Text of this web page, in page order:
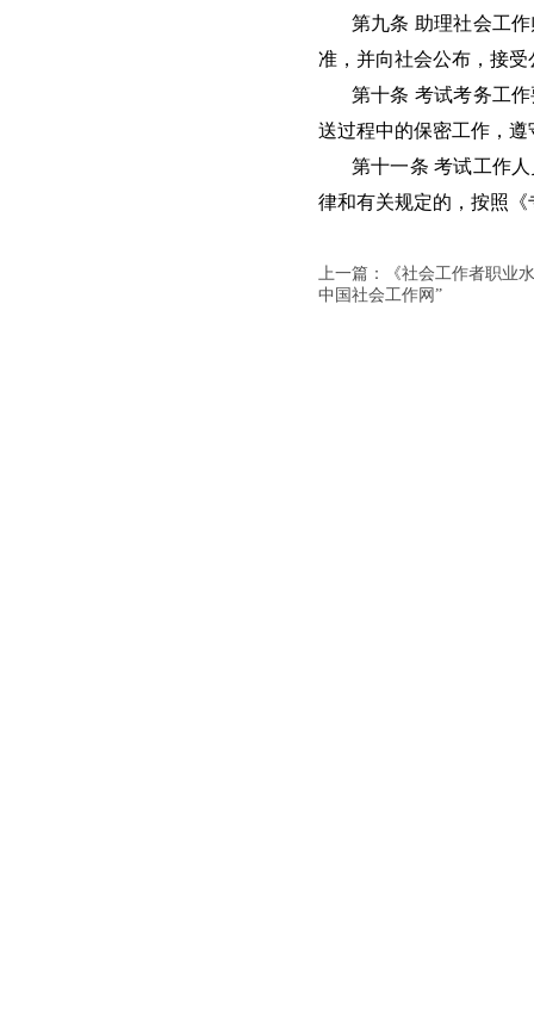
第九条 助理社会工
准，并向社会公布，接受
第十条 考试考务工
送过程中的保密工作，
第十一条 考试工作
律和有关规定的，按照
上一篇：《社会工作者职业
中国社会工作网”